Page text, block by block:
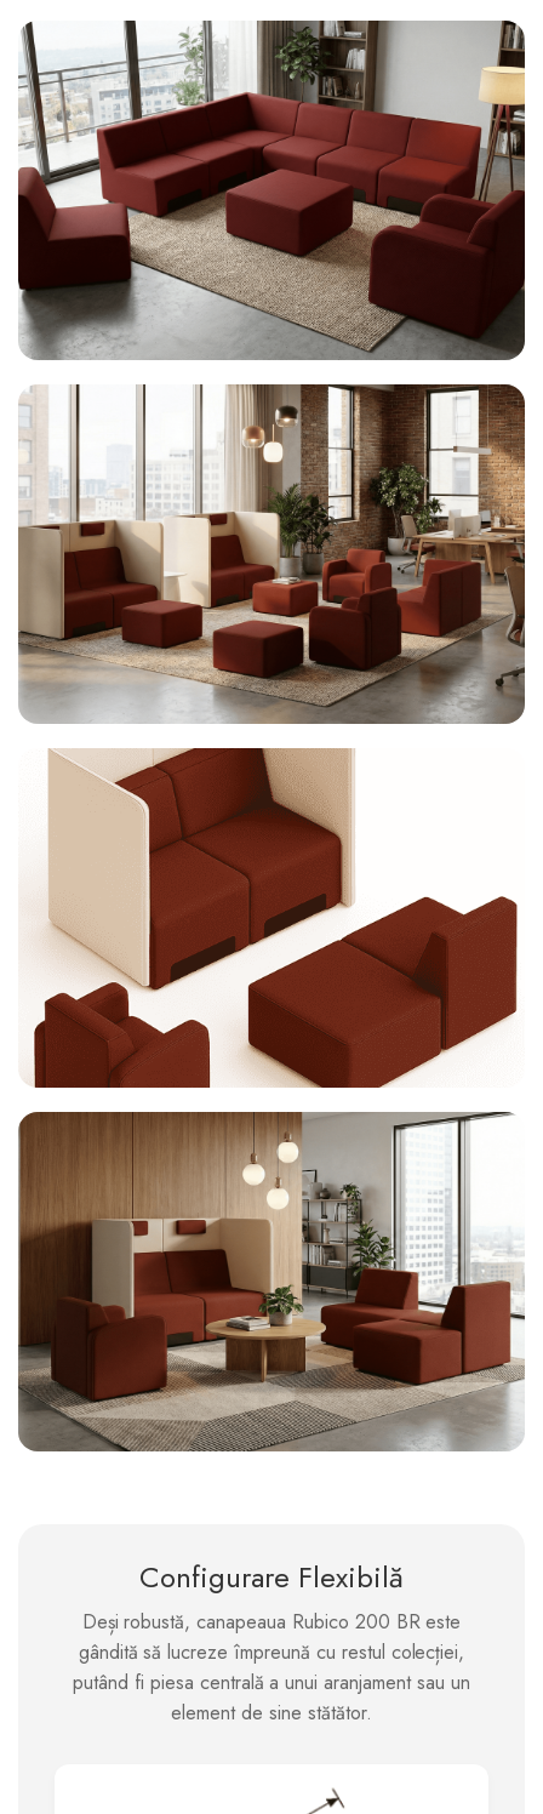
Configurare Flexibilă
Deși robustă, canapeaua Rubico 200 BR este
gândită să lucreze împreună cu restul colecției,
putând fi piesa centrală a unui aranjament sau un
element de sine stătător.